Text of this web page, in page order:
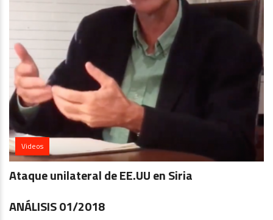
Videos
Ataque unilateral de EE.UU en Siria
Análisis
ANÁLISIS 01/2018